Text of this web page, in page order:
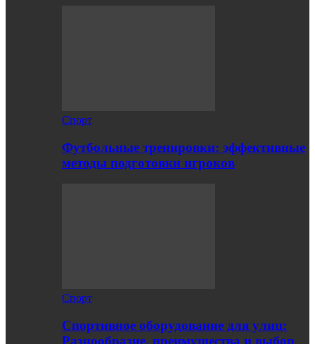
Спорт
Футбольные тренировки: эффективные
методы подготовки игроков
Спорт
Спортивное оборудование для улиц:
Разнообразие, преимущества и выбор